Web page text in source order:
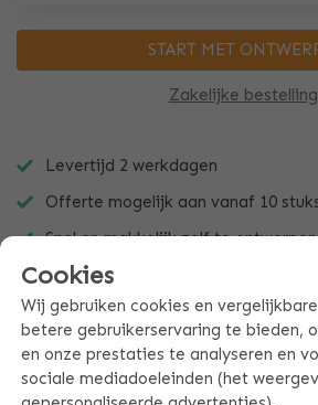
Zakelijke
START MET
Levertijd 2 werkdagen
Offerte mogelijk aan vanaf 10
Snel en makkelijk zelf te ontwerpen
PRODUCT SPECIFICATIES
Cookies
Wij gebruiken cookies en
betere gebruikerservaring te bieden,
en onze prestaties te analyseren en
sociale mediadoeleinden (het